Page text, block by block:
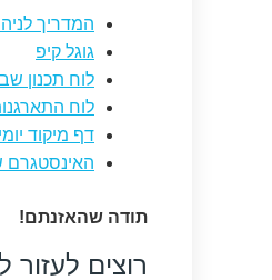
המדריך
גוגל קיפ
לוח תכנון
לוח
דף מיקוד יומי
האינסטגרם
תודה שהאזנתם!
רוצים